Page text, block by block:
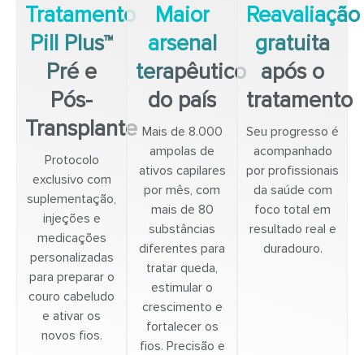
Tratamento
Pill Plus™
Pré e
Pós-
Transplante
Protocolo
exclusivo com
suplementação,
injeções e
medicações
personalizadas
para preparar o
couro cabeludo
e ativar os
novos fios.
Maior
arsenal
terapêutico
do país
Mais de 8.000
ampolas de
ativos capilares
por mês, com
mais de 80
substâncias
diferentes para
tratar queda,
estimular o
crescimento e
fortalecer os
fios. Precisão e
Reavaliação
gratuita
após o
tratamento
Seu progresso é
acompanhado
por profissionais
da saúde com
foco total em
resultado real e
duradouro.